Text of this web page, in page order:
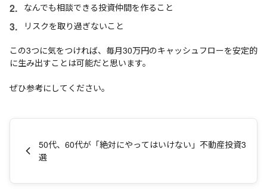
なんでも相談できる投資仲間を作ること
リスクを取り過ぎないこと
この3つに気をつければ、毎月30万円のキャッシュフローを安定的
に生み出すことは可能だと思います。
ぜひ参考にしてください。
50代、60代が「絶対にやってはいけない」不動産投資3
選